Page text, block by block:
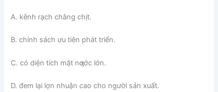
A. kênh rạch chằng chịt.
B. chính sách ưu tiên phát triển.
C. có diện tích mặt nƣớc lớn.
D. đem lại lợn nhuận cao cho người sản xuất.